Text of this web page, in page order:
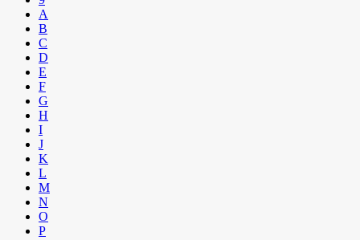
A
B
C
D
E
F
G
H
I
J
K
L
M
N
O
P